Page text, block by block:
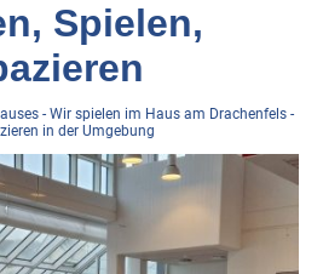
Spielen,
- Wir spielen im Haus am Drachenfels -
in der Umgebung